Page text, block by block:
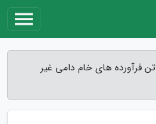
معدوم سازی بیش از 79 تن فرآورده های خام دامی غیر